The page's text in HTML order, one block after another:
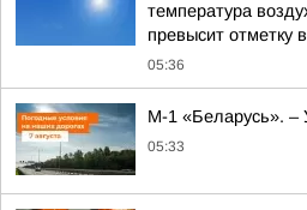
температура
превысит отметку
05:36
М-1 «Беларусь». –
05:33